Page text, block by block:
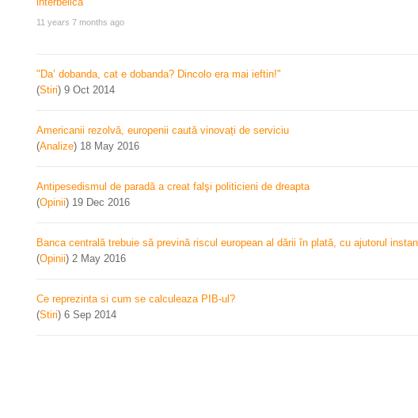
11 years 7 months ago
"Da’ dobanda, cat e dobanda? Dincolo era mai ieftin!"
(Stiri) 9 Oct 2014
Americanii rezolvă, europenii caută vinovați de serviciu
(Analize) 18 May 2016
Antipesedismul de paradă a creat falşi politicieni de dreapta
(Opinii) 19 Dec 2016
Banca centrală trebuie să prevină riscul european al dării în plată, cu ajutorul
(Opinii) 2 May 2016
Ce reprezinta si cum se calculeaza PIB-ul?
(Stiri) 6 Sep 2014